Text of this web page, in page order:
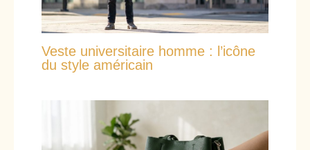
Veste universitaire homme : l’icône
du style américain